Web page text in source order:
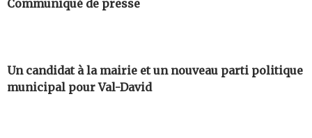
Communiqué de presse
Un candidat à la mairie et un nouveau parti politique
municipal pour Val-David